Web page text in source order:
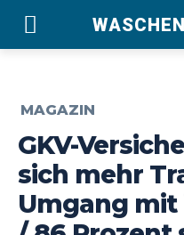
MAGAZIN
GKV-
sich mehr
Umgang mit